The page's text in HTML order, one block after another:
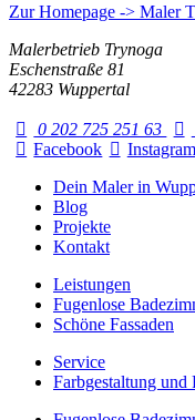
Zur Homepage -> Maler
Malerbetrieb Trynoga
Eschenstraße 81
42283 Wuppertal
0 202 725 251 63
Facebook
Instagram
Dein Maler in
Blog
Projekte
Kontakt
Leistungen
Fugenlose
Schöne Fassaden
Service
Farbgestaltung und